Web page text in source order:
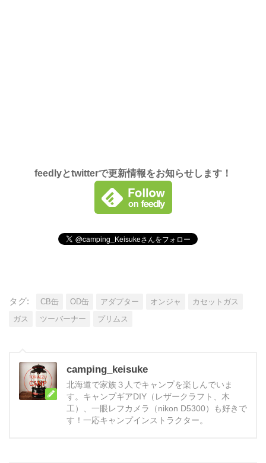
feedlyとtwitterで更新情報をお知らせします！
タグ: CB缶 OD缶 アダプター オンジャ
カセットガス
ガス
ツーバーナー プリムス
camping_keisuke
北海道で家族３人でキャンプを楽しんでいま
す。キャンプギアDIY（レザークラフト、木
工）、一眼レフカメラ（nikon D5300）も好きで
す！一応キャンプインストラクター。